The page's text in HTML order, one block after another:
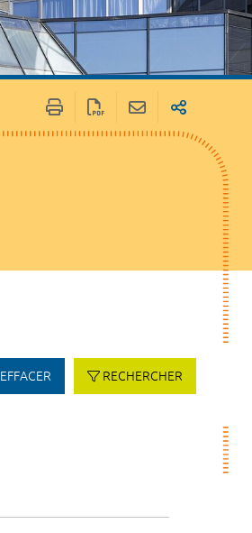
EFFACER RECHERCHER